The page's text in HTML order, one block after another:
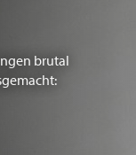
brutal